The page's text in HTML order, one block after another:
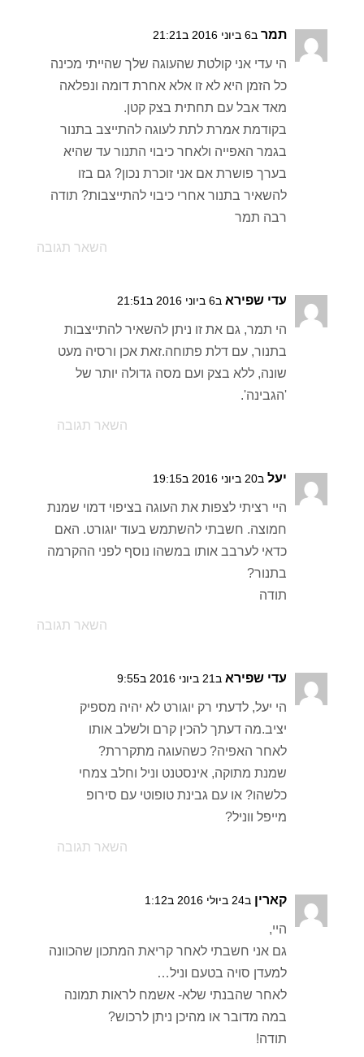
תמר ב6 ביוני 2016 ב21:21
הי עדי אני קולטת שהעוגה שלך שהייתי מכינה
כל הזמן היא לא זו אלא אחרת דומה ונפלאה
מאד אבל עם תחתית בצק קטן.
בקודמת אמרת לתת לעוגה להתייצב בתנור
בגמר האפייה ולאחר כיבוי התנור עד שהיא
בערך פושרת אם אני זוכרת נכון? גם בזו
להשאיר בתנור אחרי כיבוי להתייצבות? תודה
רבה תמר
השאר תגובה
עדי שפירא ב6 ביוני 2016 ב21:51
הי תמר, גם את זו ניתן להשאיר להתייצבות
בתנור, עם דלת פתוחה.זאת אכן ורסיה מעט
שונה, ללא בצק ועם מסה גדולה יותר של
'הגבינה'.
השאר תגובה
יעל ב20 ביוני 2016 ב19:15
היי רציתי לצפות את העוגה בציפוי דמוי שמנת
חמוצה. חשבתי להשתמש בעוד יוגורט. האם
כדאי לערבב אותו במשהו נוסף לפני ההקרמה
בתנור?
תודה
השאר תגובה
עדי שפירא ב21 ביוני 2016 ב9:55
הי יעל, לדעתי רק יוגורט לא יהיה מספיק
יציב.מה דעתך להכין קרם ולשלב אותו
לאחר האפיה? כשהעוגה מתקררת?
שמנת מתוקה, אינסטנט וניל וחלב צמחי
כלשהו? או עם גבינת טופוטי עם סירופ
מייפל ווניל?
השאר תגובה
קארין ב24 ביולי 2016 ב1:12
היי,
גם אני חשבתי לאחר קריאת המתכון שהכוונה
למעדן סויה בטעם וניל…
לאחר שהבנתי שלא- אשמח לראות תמונה
במה מדובר או מהיכן ניתן לרכוש?
תודה!